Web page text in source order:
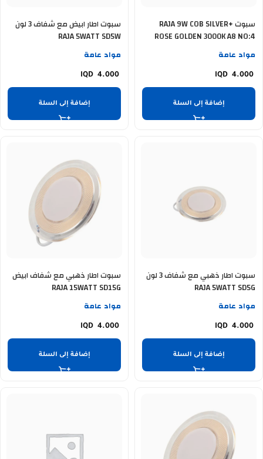
سبوت RAJA 9W COB SILVER+
ROSE GOLDEN 3000K A8 NO:4
مواد عامة
4.000
إضافة إلى السلة
سبوت اطار ابيض مع شفاف 3 لون
RAJA 5WATT SD5W
مواد عامة
4.000
إضافة إلى السلة
سبوت اطار ذهبي مع شفاف 3 لون
RAJA 5WATT SD5G
مواد عامة
4.000
إضافة إلى السلة
سبوت اطار ذهبي مع شفاف ابيض
RAJA 15WATT SD15G
مواد عامة
4.000
إضافة إلى السلة